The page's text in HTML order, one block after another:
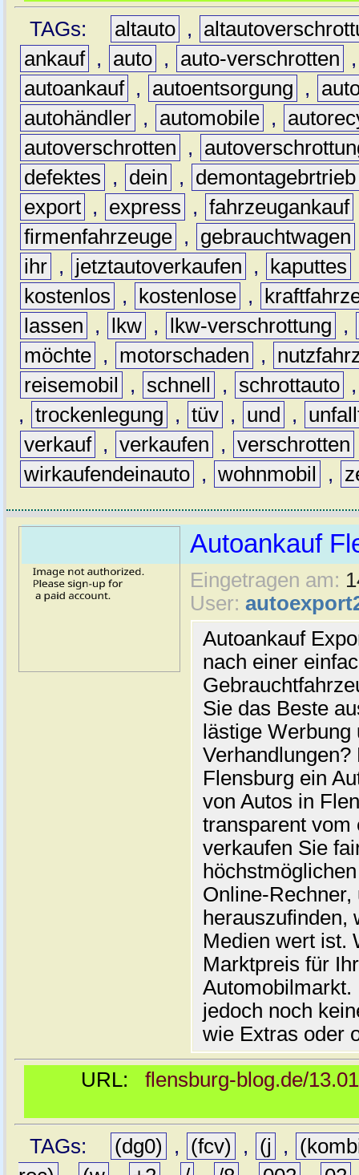
TAGs:
altauto ,
ankauf , auto , auto-verschrotten
autoankauf , autoentsorgung ,
autohändler , automobile ,
autoverschrotten
,
defektes
, dein ,
demontagebrtrieb
export , express , fahrzeugankauf
firmenfahrzeuge , gebrauchtwagen
ihr , jetztautoverkaufen , kaputtes
kostenlos
, kostenlose ,
lassen
, lkw , lkw-verschrottung
,
möchte , motorschaden ,
reisemobil
, schnell , schrottauto
, trockenlegung , tüv , und ,
verkauf , verkaufen , verschrotten
wirkaufendeinauto , wohnmobil ,
Autoankauf
Eingetragen am:
User:
Autoankauf
nach einer
Sie das Beste
lästige
Flensburg ein
von Autos in
transparent vom
verkaufen Sie
Online-
herauszufinden,
Medien wert ist.
Marktpreis für
jedoch noch
wie Extras oder
URL: flensburg-blog.de/
TAGs: (dg0) , (fcv) , (j ,